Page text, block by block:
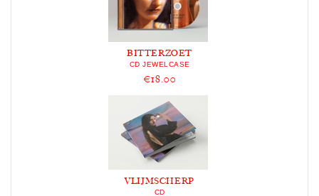
BITTERZOET
CD JEWELCASE
€18.00
VLIJMSCHERP
CD